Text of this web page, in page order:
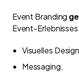
Event Branding
Event-Erlebnisses:
Visuelles
Messaging,